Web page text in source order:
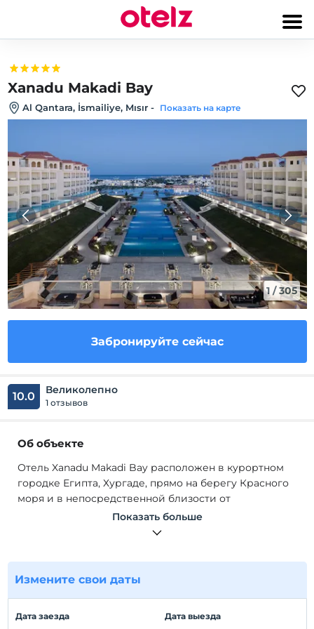
Xanadu Makadi Bay
Al Qantara, İsmailiye, Mısır- Показать на карте
1 /305
Забронируйте сейчас
10.0 Великолепно
1 отзывов
Об объекте
Отель Xanadu Makadi Bay расположен в курортном
городке Египта, Хургаде, прямо на берегу Красного
моря и в непосредственной близости от
бесчисленных исторических и туристических
достопримечательностей. На общей площади
обслуживание уровня High Class по системе «все
включено» и сочетает комфорт и роскошь, столь
Благодаря своей особенной архитектуре отель
Показать больше
Измените свои даты
Дата заезда Дата выезда